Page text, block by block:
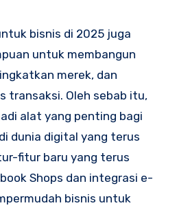
bisnis di 2025 juga
untuk membangun
merek, dan
transaksi. Oleh sebab itu,
alat yang penting bagi
dunia digital yang terus
fitur baru yang terus
Shops dan integrasi e-
bisnis untuk